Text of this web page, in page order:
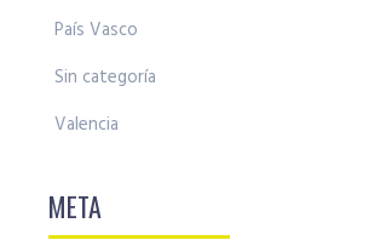
País Vasco
Sin categoría
Valencia
META